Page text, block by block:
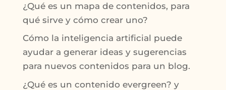
¿Qué es un mapa de contenidos, para
qué sirve y cómo crear uno?
Cómo la inteligencia artificial puede
ayudar a generar ideas y sugerencias
para nuevos contenidos para un blog.
¿Qué es un contenido evergreen? y